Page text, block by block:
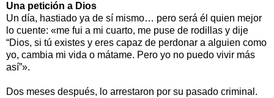
Una petición a Dios
Un día, hastiado ya de sí mismo… pero será él quien mejor
lo cuente: «me fui a mi cuarto, me puse de rodillas y dije
“Dios, si tú existes y eres capaz de perdonar a alguien como
yo, cambia mi vida o mátame. Pero yo no puedo vivir más
así”».
Dos meses después, lo arrestaron por su pasado criminal.